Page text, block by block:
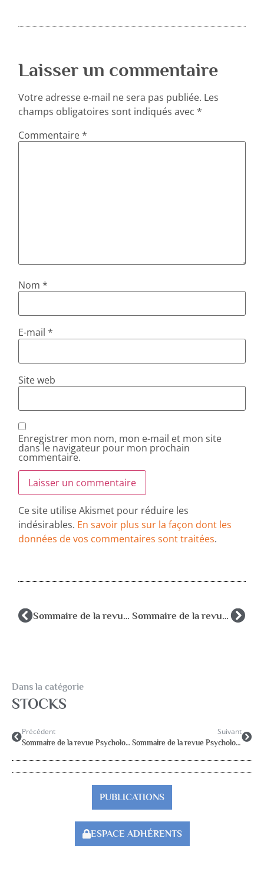
Laisser un commentaire
Votre adresse e-mail ne sera pas publiée. Les
champs obligatoires sont indiqués avec*
Commentaire*
Nom*
E-mail*
Site web
Enregistrer mon nom, mon e-mail et mon site
dans le navigateur pour mon prochain
commentaire.
Ce site utilise Akismet pour réduire les
indésirables. En savoir plus sur la façon dont les
données de vos commentaires sont traitées.
Sommaire de la revue Psychologie et Education 2012-1 Sommaire de la revue Psychologie et Education 2012-3
Dans la catégorie
STOCKS
Précédent
Sommaire de la revue Psychologie et Education 2012-1
Suivant
Sommaire de la revue Psychologie et Education 2012-3
PUBLICATIONS
ESPACE ADHÉRENTS